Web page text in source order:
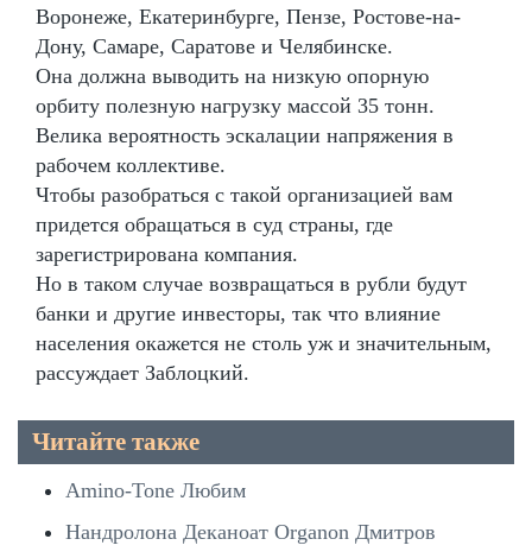
Воронеже, Екатеринбурге, Пензе, Ростове-на-
Дону, Самаре, Саратове и Челябинске.
Она должна выводить на низкую опорную
орбиту полезную нагрузку массой 35 тонн.
Велика вероятность эскалации напряжения в
рабочем коллективе.
Чтобы разобраться с такой организацией вам
придется обращаться в суд страны, где
зарегистрирована компания.
Но в таком случае возвращаться в рубли будут
банки и другие инвесторы, так что влияние
населения окажется не столь уж и значительным,
рассуждает Заблоцкий.
Читайте также
Amino-Tone Любим
Нандролона Деканоат Organon Дмитров